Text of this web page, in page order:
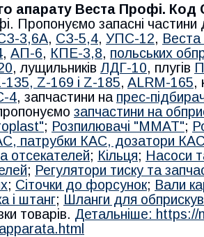
апарату Веста Профі. Код
Пропонуємо запасні частини
3,6А, СЗ-5,4, УПС-12, Веста
, АП-6, КПЕ-3,8, польських
, лущильників ЛДГ-10, плугів
135, Z-169 і Z-185, ALRM-165,
4, запчастини на прес-
запчастини на
; Розпилювачі "MMAT";
патрубки КАС, дозатори
отсекателей; Кільця; Насоси
; Регулятори тиску та
; Сіточки до форсунок; Вали
і штанг; Шланги для
товарів. Детальніше: